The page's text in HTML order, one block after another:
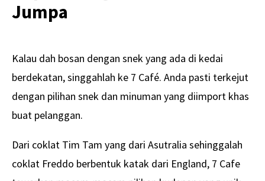
Jumpa
Kalau dah bosan dengan snek yang ada di kedai
berdekatan, singgahlah ke 7 Café. Anda pasti terkejut
dengan pilihan snek dan minuman yang diimport khas
buat pelanggan.
Dari coklat Tim Tam yang dari Asutralia sehinggalah
coklat Freddo berbentuk katak dari England, 7 Cafe